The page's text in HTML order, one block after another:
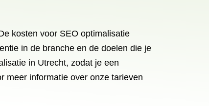
kosten voor SEO optimalisatie
in de branche en de doelen die je
in Utrecht, zodat je een
meer informatie over onze tarieven